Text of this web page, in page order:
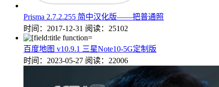
Prisma 2.7.2.255 简中汉化版——把普通照
时间：2017-12-31 阅读：25102
百度地图 v10.9.1 三星Note10-5G定制版
时间：2023-05-27 阅读：22006